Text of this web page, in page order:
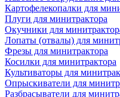
Картофелекопалки для
Плуги для минитрактора
Окучники для
Лопаты (отвалы) для
Фрезы для минитрактора
Косилки для минитрактора
Культиваторы для
Опрыскиватели для
Разбрасыватели для